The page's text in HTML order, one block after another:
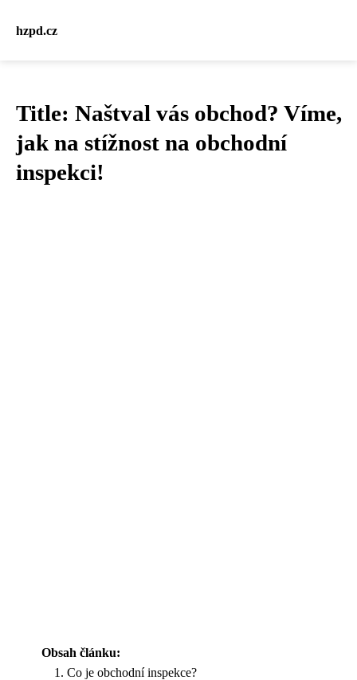
hzpd.cz
Title: Naštval vás obchod? Víme,
jak na stížnost na obchodní
inspekci!
Obsah článku:
Co je obchodní inspekce?